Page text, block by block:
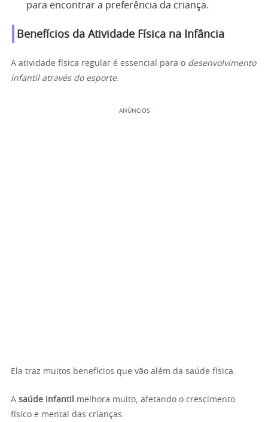
para encontrar a preferência da criança.
Benefícios da Atividade Física na Infância
A atividade física regular é essencial para o desenvolvimento
infantil através do esporte.
ANÚNCIOS
Ela traz muitos benefícios que vão além da saúde física.
A saúde infantil
melhora muito, afetando o crescimento
físico e mental das crianças.